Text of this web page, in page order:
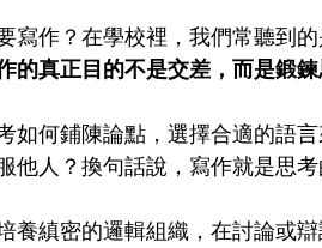
寫作？在學校裡，我們常聽到
的真正目的不是交差，而是鍛鍊
如何鋪陳論點，選擇合適的語
人？換句話說，寫作就是思考
養縝密的邏輯組織，在討論或